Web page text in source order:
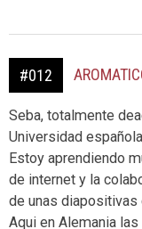
#012
Seba, totalmente
Universidad
Estoy aprendiendo
de internet y la
de unas
Aqui en Alemania